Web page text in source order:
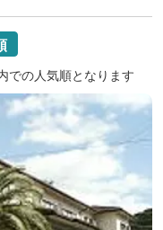
での人気順となります